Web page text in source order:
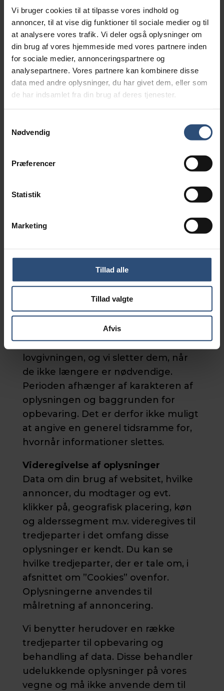
Vi bruger cookies til at tilpasse vores indhold og
annoncer, til at vise dig funktioner til sociale medier og til
at analysere vores trafik. Vi deler også oplysninger om
din brug af vores hjemmeside med vores partnere inden
for sociale medier, annonceringspartnere og
analysepartnere. Vores partnere kan kombinere disse
data med andre oplysninger, du har givet dem, eller som
de har indsamlet fra din brug af deres tjenester.
Nødvendig
Præferencer
Statistik
Marketing
Tillad alle
Tillad valgte
Afvis
Vi har truffet tekniske og
organisatoriske foranstaltninger mod,
at dine oplysninger hændeligt eller
ulovligt bliver slettet, offentliggjort,
fortabt, forringet eller kommer til
uvedkommendes kendskab,
misbruges eller i øvrigt behandles i
Formål
identificere dig som bruger og vise
sandsynlighed for at være relevante
betalinger, samt at kunne levere de
Herudover anvender vi
oplysningerne til at optimere vores
Periode for opbevaring
Oplysningerne opbevares i det
tidsrum, der er tilladt i henhold til
lovgivningen, og vi sletter dem, når
de ikke længere er nødvendige.
Perioden afhænger af karakteren af
oplysningen og baggrunden for
opbevaring. Det er derfor ikke muligt
at angive en generel tidsramme for,
hvornår informationer slettes.
Videregivelse af oplysninger
Data om din brug af websitet, hvilke
annoncer, du modtager og evt.
klikker på, geografisk placering, køn
og alderssegment m.v. videregives til
tredjeparter i det omfang disse
oplysninger er kendt. Du kan se
hvilke tredjeparter, der er tale om, i
afsnittet om ”Cookies” ovenfor.
Oplysningerne anvendes til
målretning af annoncering.
Vi benytter herudover en række
tredjeparter til opbevaring og
behandling af data. Disse behandler
udelukkende oplysninger på vores
vegne og må ikke anvende dem til